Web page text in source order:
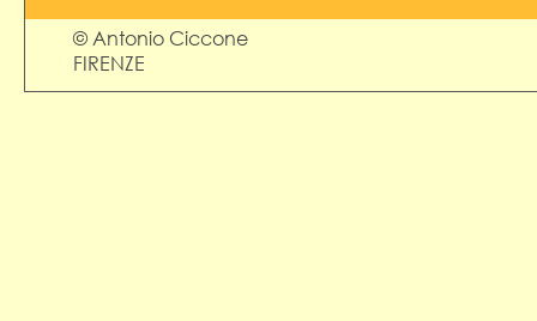
© Antonio Ciccone
FIRENZE